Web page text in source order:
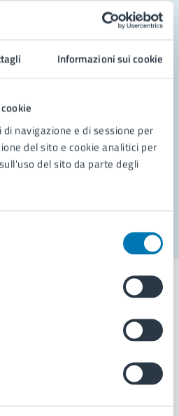
Informazioni sui cookie
navigazione e di sessione per
del sito e cookie analitici per
del sito da parte degli